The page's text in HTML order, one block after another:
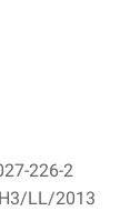
226-2
LL/2013